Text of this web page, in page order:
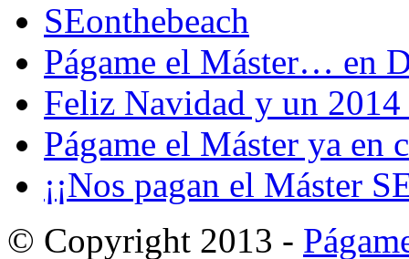
SEonthebeach
Págame el Máster… en
Feliz Navidad y un
Págame el Máster ya en
¡¡Nos pagan el Máster
© Copyright 2013 -